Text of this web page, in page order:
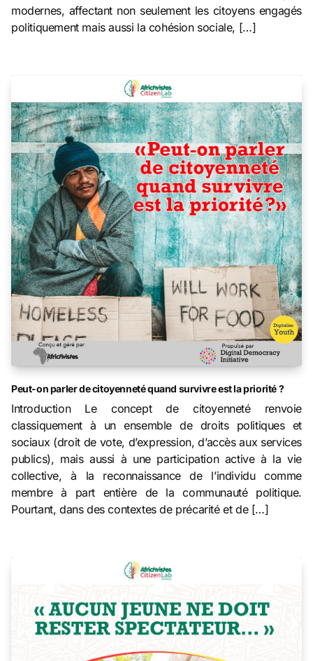
modernes, affectant non seulement les citoyens engagés
politiquement mais aussi la cohésion sociale, […]
Peut-on parler de citoyenneté quand survivre est la priorité ?
Introduction Le concept de citoyenneté renvoie
classiquement à un ensemble de droits politiques et
sociaux (droit de vote, d’expression, d’accès aux services
publics), mais aussi à une participation active à la vie
collective, à la reconnaissance de l’individu comme
membre à part entière de la communauté politique.
Pourtant, dans des contextes de précarité et de […]